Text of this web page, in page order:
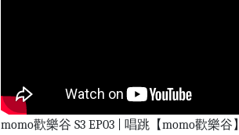
momo歡樂谷 S3 EP03 | 唱跳【momo歡樂谷】